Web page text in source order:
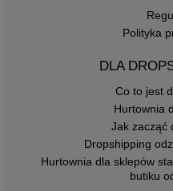
Polityka
DLA
Co to jest
Hurtownia
Jak zacząć
Dropshipping
Hurtownia dla sklepów
butiku